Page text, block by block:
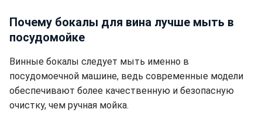
Почему бокалы для вина лучше мыть в
посудомойке
Винные бокалы следует мыть именно в
посудомоечной машине, ведь современные модели
обеспечивают более качественную и безопасную
очистку, чем ручная мойка.